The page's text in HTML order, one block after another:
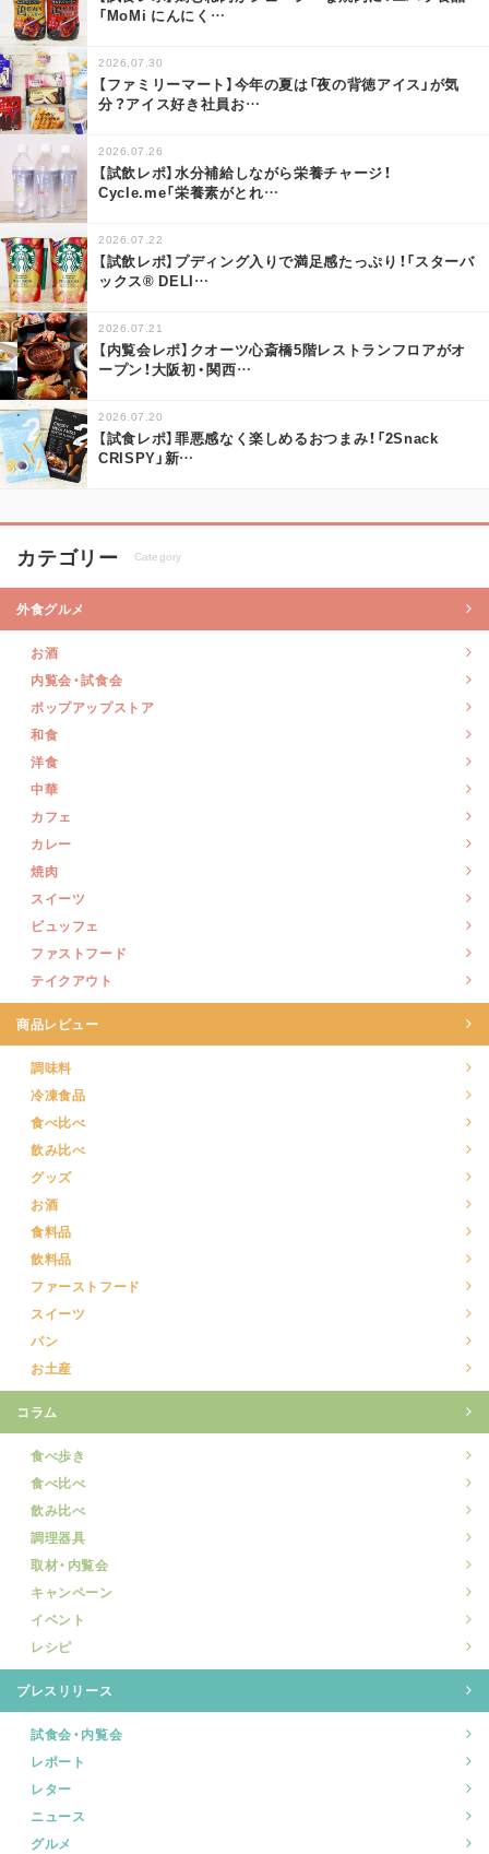
「MoMi にんにく …
2026.07.30
【ファミリーマート】今年の夏は「夜の背徳アイス」が気
分？アイス好き社員お…
2026.07.26
【試飲レポ】水分補給しながら栄養チャージ！
Cycle.me「栄養素がとれ…
2026.07.22
【試飲レポ】プディング入りで満足感たっぷり！「スターバ
ックス® DELI…
2026.07.21
【内覧会レポ】クオーツ心斎橋5階レストランフロアがオ
ープン！大阪初・関西…
2026.07.20
【試食レポ】罪悪感なく楽しめるおつまみ！「2Snack
CRISPY」新…
カテゴリー Category
外食グルメ
お酒
内覧会・試食会
ポップアップストア
和食
洋食
中華
カフェ
カレー
焼肉
スイーツ
ビュッフェ
ファストフード
テイクアウト
商品レビュー
調味料
冷凍食品
食べ比べ
飲み比べ
グッズ
お酒
食料品
飲料品
ファーストフード
スイーツ
パン
お土産
コラム
食べ歩き
食べ比べ
飲み比べ
調理器具
取材・内覧会
キャンペーン
イベント
レシピ
プレスリリース
試食会・内覧会
レポート
レター
ニュース
グルメ